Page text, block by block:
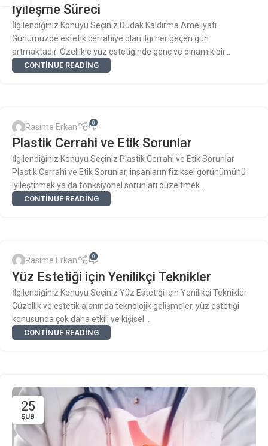
İyileşme Süreci
İlgilendiğiniz Konuyu Seçiniz Dudak Kaldırma Ameliyatı
Günümüzde estetik cerrahiye olan ilgi her geçen gün
artmaktadır. Özellikle yüz estetiğinde genç ve dinamik bir...
CONTINUE READING
Rasime Erkan 0
Plastik Cerrahi ve Etik Sorunlar
İlgilendiğiniz Konuyu Seçiniz Plastik Cerrahi ve Etik Sorunlar
Plastik Cerrahi ve Etik Sorunlar, insanların fiziksel görünümünü
iyileştirmek ya da fonksiyonel sorunları düzeltmek...
CONTINUE READING
Rasime Erkan 0
Yüz Estetiği için Yenilikçi Teknikler
İlgilendiğiniz Konuyu Seçiniz Yüz Estetiği için Yenilikçi Teknikler
Güzellik ve estetik alanında teknolojik gelişmeler, yüz estetiği
konusunda çok daha etkili ve kişisel...
CONTINUE READING
25
ŞUB